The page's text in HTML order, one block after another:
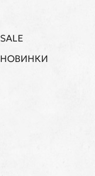
SALE
НОВИНКИ